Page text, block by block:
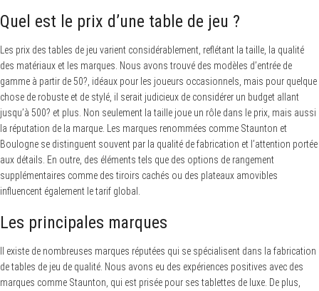
Quel est le prix d’une table de jeu ?
Les prix des tables de jeu varient considérablement, reflétant la taille, la qualité
des matériaux et les marques. Nous avons trouvé des modèles d’entrée de
gamme à partir de 50?, idéaux pour les joueurs occasionnels, mais pour quelque
chose de robuste et de stylé, il serait judicieux de considérer un budget allant
jusqu’à 500? et plus. Non seulement la taille joue un rôle dans le prix, mais aussi
la réputation de la marque. Les marques renommées comme Staunton et
Boulogne se distinguent souvent par la qualité de fabrication et l’attention portée
aux détails. En outre, des éléments tels que des options de rangement
supplémentaires comme des tiroirs cachés ou des plateaux amovibles
influencent également le tarif global.
Les principales marques
Il existe de nombreuses marques réputées qui se spécialisent dans la fabrication
de tables de jeu de qualité. Nous avons eu des expériences positives avec des
marques comme Staunton, qui est prisée pour ses tablettes de luxe. De plus,